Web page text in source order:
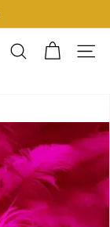
Buscar